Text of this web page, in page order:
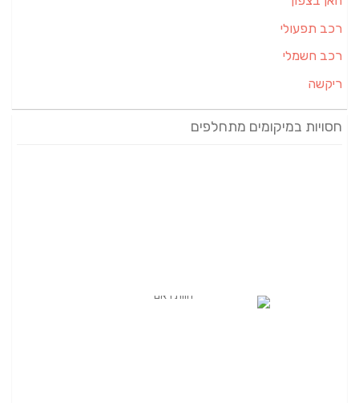
רכב תפעולי
רכב חשמלי
ריקשה
חסויות במיקומים מתחלפים